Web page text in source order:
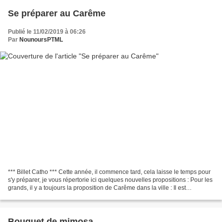
Se préparer au Carême
Publié le 11/02/2019 à 06:26
Par NounoursPTML
*** Billet Catho *** Cette année, il commence tard, cela laisse le temps pour
s'y préparer, je vous répertorie ici quelques nouvelles propositions : Pour les
grands, il y a toujours la proposition de Carême dans la ville : Il est